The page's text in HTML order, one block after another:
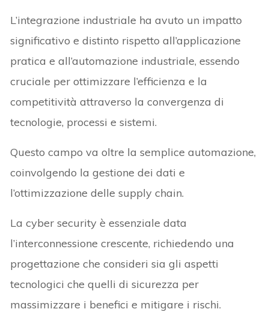
L’integrazione industriale ha avuto un impatto
significativo e distinto rispetto all’applicazione
pratica e all’automazione industriale, essendo
cruciale per ottimizzare l’efficienza e la
competitività attraverso la convergenza di
tecnologie, processi e sistemi.
Questo campo va oltre la semplice automazione,
coinvolgendo la gestione dei dati e
l’ottimizzazione delle supply chain.
La cyber security è essenziale data
l’interconnessione crescente, richiedendo una
progettazione che consideri sia gli aspetti
tecnologici che quelli di sicurezza per
massimizzare i benefici e mitigare i rischi.